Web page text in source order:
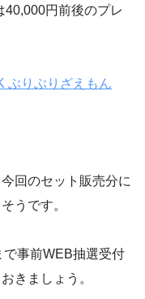
40,000円前後のプレ
ぶりぶりざえもん
回のセット販売分に
うです。
事前WEB抽選受付
きましょう。